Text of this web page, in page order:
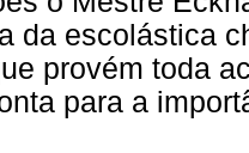
da escolástica
provém toda
para a